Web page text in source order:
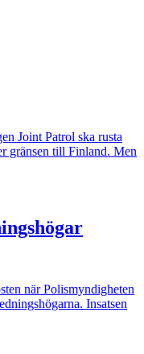
Joint Patrol ska rusta
gränsen till Finland. Men
när Polismyndigheten
Insatsen